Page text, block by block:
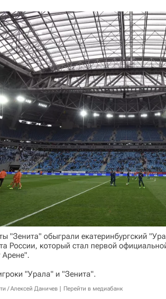
"Зенита" обыграли екатеринбургский
России, который стал первой
Арене".
"Урала" и "Зенита".
/ Алексей Даничев Перейти в медиабанк